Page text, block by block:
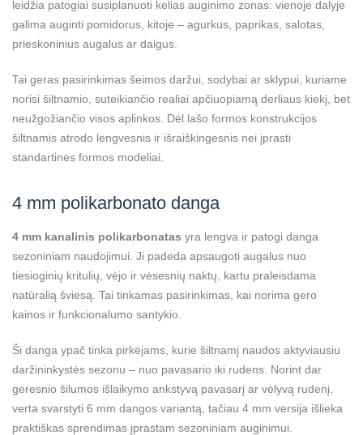
leidžia patogiai susiplanuoti kelias auginimo zonas: vienoje dalyje
galima auginti pomidorus, kitoje – agurkus, paprikas, salotas,
prieskoninius augalus ar daigus.
Tai geras pasirinkimas šeimos daržui, sodybai ar sklypui, kuriame
norisi šiltnamio, suteikiančio realiai apčiuopiamą derliaus kiekį, bet
neužgožiančio visos aplinkos. Dėl lašo formos konstrukcijos
šiltnamis atrodo lengvesnis ir išraiškingesnis nei įprasti
standartinės formos modeliai.
4 mm polikarbonato danga
4 mm kanalinis polikarbonatas yra lengva ir patogi danga
sezoniniam naudojimui. Ji padeda apsaugoti augalus nuo
tiesioginių kritulių, vėjo ir vėsesnių naktų, kartu praleisdama
natūralią šviesą. Tai tinkamas pasirinkimas, kai norima gero
kainos ir funkcionalumo santykio.
Ši danga ypač tinka pirkėjams, kurie šiltnamį naudos aktyviausiu
daržininkystės sezonu – nuo pavasario iki rudens. Norint dar
geresnio šilumos išlaikymo ankstyvą pavasarį ar vėlyvą rudenį,
verta svarstyti 6 mm dangos variantą, tačiau 4 mm versija išlieka
praktiškas sprendimas įprastam sezoniniam auginimui.